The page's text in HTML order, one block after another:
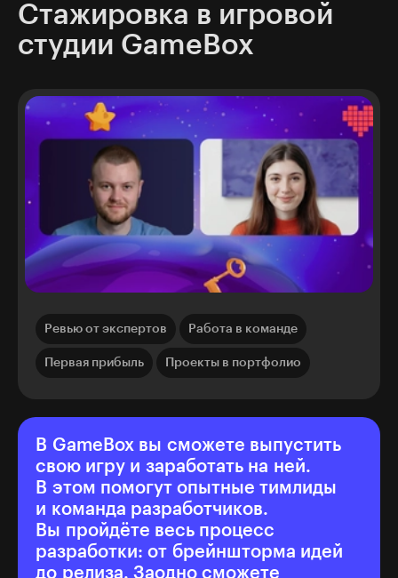
Стажировка в игровой
студии GameBox
Ревью от экспертов Работа в команде
Первая прибыль Проекты в портфолио
В GameBox вы сможете выпустить
свою игру и заработать на ней.
В этом помогут опытные тимлиды
и команда разработчиков.
Вы пройдёте весь процесс
разработки: от брейншторма идей
до релиза. Заодно сможете